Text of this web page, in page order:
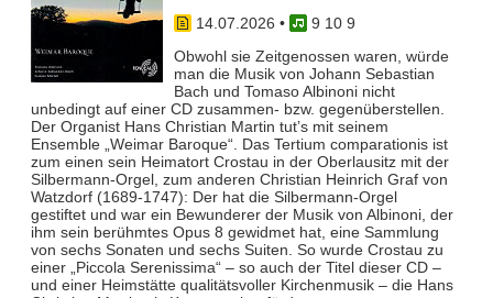
14.07.2026 •
9 10 9
Obwohl sie Zeitgenossen waren, würde
man die Musik von Johann Sebastian
Bach und Tomaso Albinoni nicht
unbedingt auf einer CD zusammen- bzw. gegenüberstellen.
Der Organist Hans Christian Martin tut’s mit seinem
Ensemble „Weimar Baroque“. Das Tertium comparationis ist
zum einen sein Heimatort Crostau in der Oberlausitz mit der
Silbermann-Orgel, zum anderen Christian Heinrich Graf von
Watzdorf (1689-1747): Der hat die Silbermann-Orgel
gestiftet und war ein Bewunderer der Musik von Albinoni, der
ihm sein berühmtes Opus 8 gewidmet hat, eine Sammlung
von sechs Sonaten und sechs Suiten. So wurde Crostau zu
einer „Piccola Serenissima“ – so auch der Titel dieser CD –
und einer Heimstätte qualitätsvoller Kirchenmusik – die Hans